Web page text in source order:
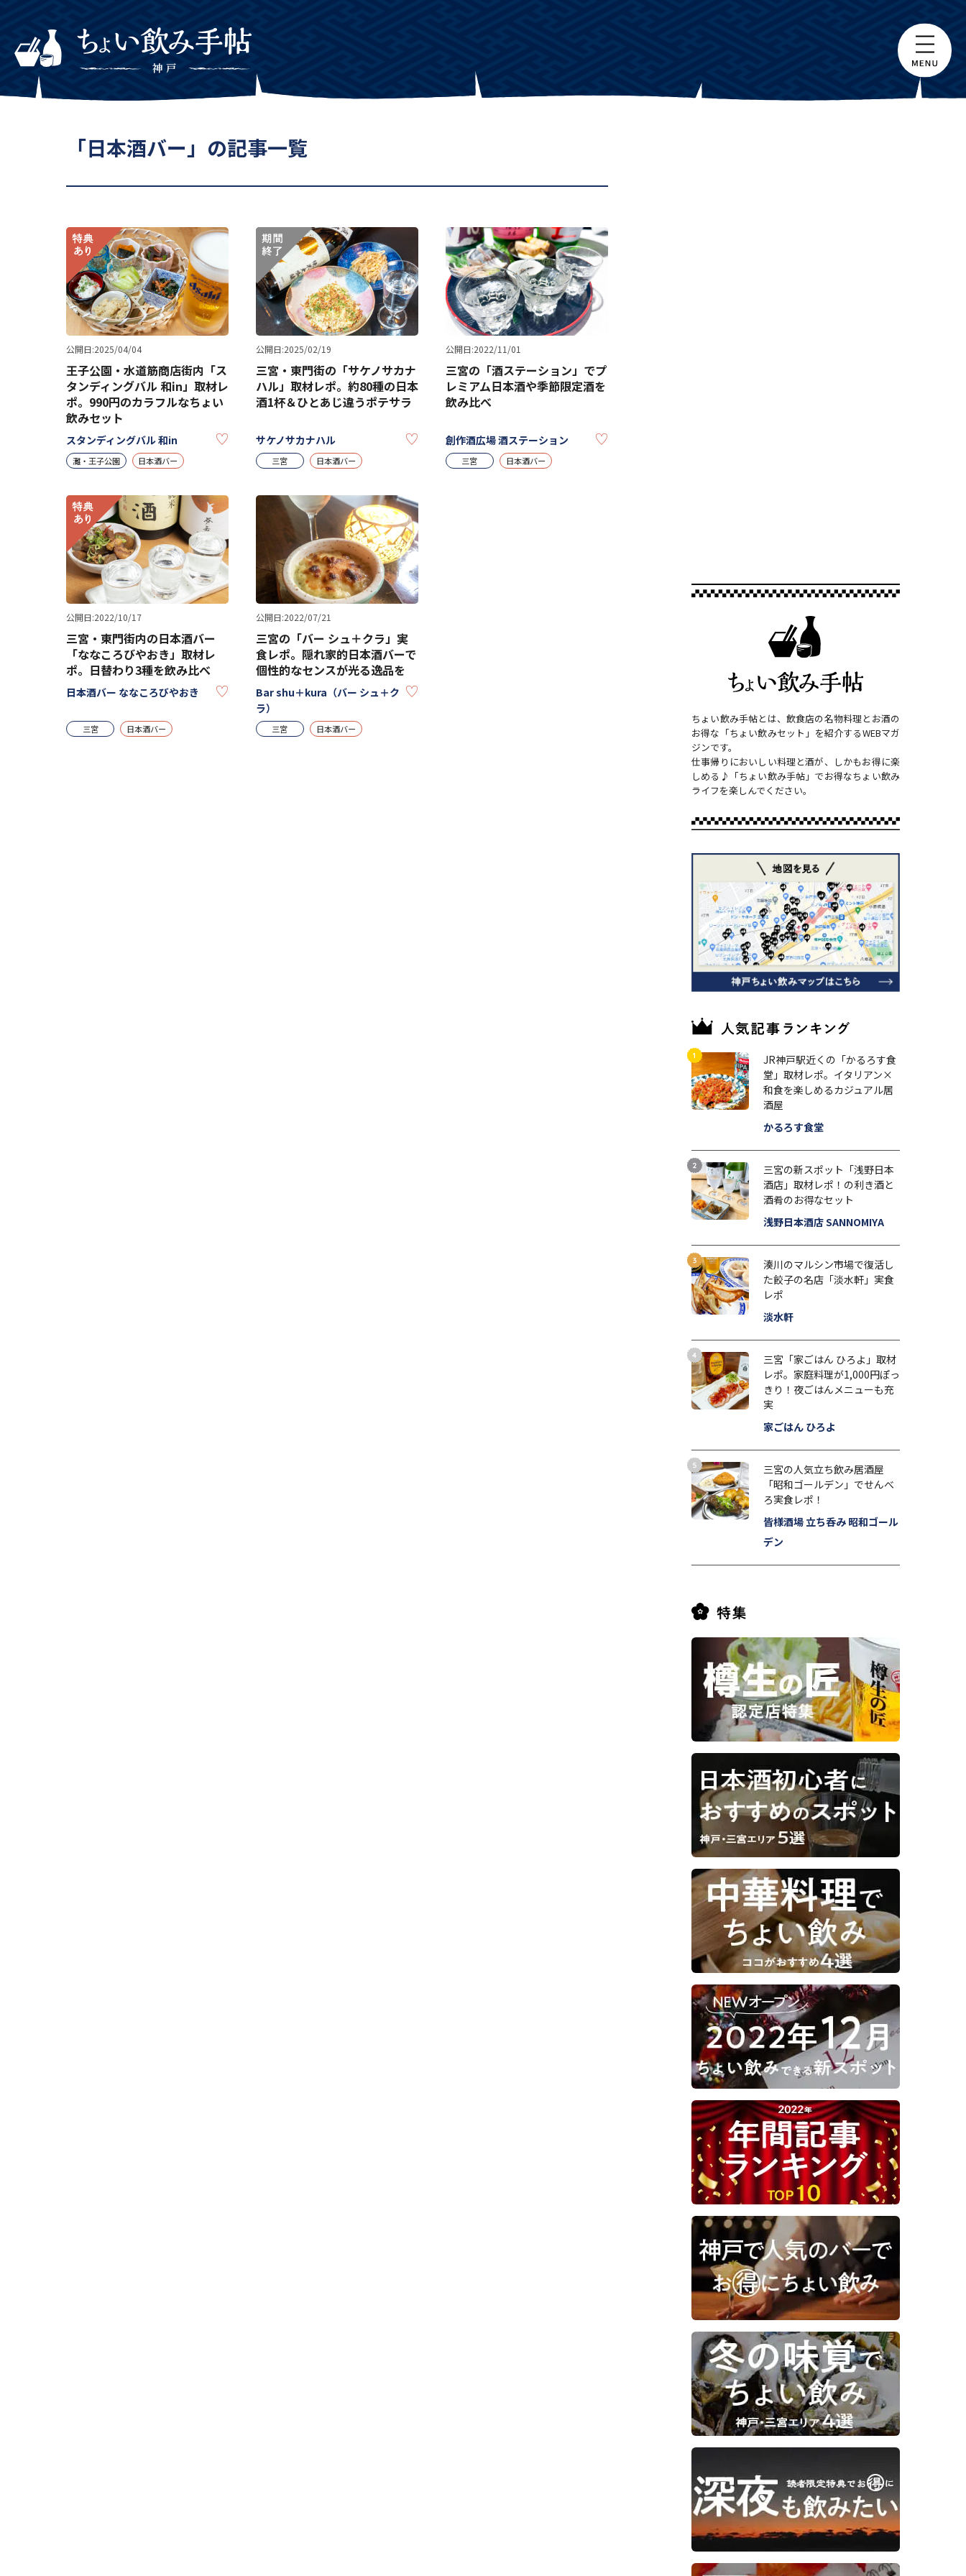
「日本酒バー」の記事一覧
公開日:2025/04/04
王子公園・水道筋商店街内「ス
タンディングバル 和in」取材レ
ポ。990円のカラフルなちょい
飲みセット
スタンディングバル 和in KEEP
灘・王子公園 日本酒バー
公開日:2025/02/19
三宮・東門街の「サケノサカナ
ハル」取材レポ。約80種の日本
酒1杯＆ひとあじ違うポテサラ
サケノサカナハル KEEP
三宮 日本酒バー
公開日:2022/11/01
三宮の「酒ステーション」でプ
レミアム日本酒や季節限定酒を
飲み比べ
創作酒広場 酒ステーション
三宮 日本酒バー
公開日:2022/10/17
三宮・東門街内の日本酒バー
「ななころびやおき」取材レ
ポ。日替わり3種を飲み比べ
日本酒バー ななころびやおき
三宮 日本酒バー
公開日:2022/07/21
三宮の「バー シュ＋クラ」実
食レポ。隠れ家的日本酒バーで
個性的なセンスが光る逸品を
Bar shu＋kura（バー シュ＋ク
ラ）
三宮 日本酒バー
ちょい飲み手帖とは、飲食店の名物料理とお酒の
お得な「ちょい飲みセット」を紹介するWEBマガ
ジンです。
仕事帰りにおいしい料理と酒が、しかもお得に楽
しめる♪「ちょい飲み手帖」でお得なちょい飲み
ライフを楽しんでください。
JR神戸駅近くの「かるろす食
堂」取材レポ。イタリアン×
和食を楽しめるカジュアル居
酒屋
かるろす食堂
三宮の新スポット「浅野日本
酒店」取材レポ！の利き酒と
酒肴のお得なセット
浅野日本酒店 SANNOMIYA
湊川のマルシン市場で復活し
た餃子の名店「淡水軒」実食
レポ
淡水軒
三宮「家ごはん ひろよ」取材
レポ。家庭料理が1,000円ぽっ
きり！夜ごはんメニューも充
実
家ごはん ひろよ
三宮の人気立ち飲み居酒屋
「昭和ゴールデン」でせんべ
ろ実食レポ！
皆様酒場 立ち呑み 昭和ゴール
デン